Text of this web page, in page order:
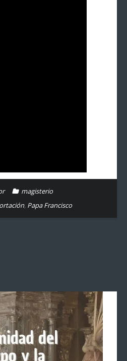
magisterio
, Papa Francisco